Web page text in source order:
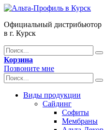
Официальный дистрибьютор
в г. Курск
Корзина
Позвоните мне
Виды продукции
Сайдинг
Софиты
Мембраны